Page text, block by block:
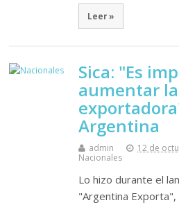
Leer »
Sica: "Es
aumentar
Argentina
admin
12 de
Nacionales
Lo hizo durante el
"Argentina